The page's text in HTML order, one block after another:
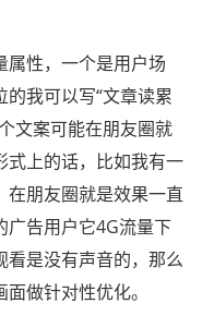
性，一个是用户场
我可以写“文章读累
文案可能在朋友圈就
式上的话，比如我有一
朋友圈就是效果一直
广告用户它4G流量下
看是没有声音的，那么
做针对性优化。